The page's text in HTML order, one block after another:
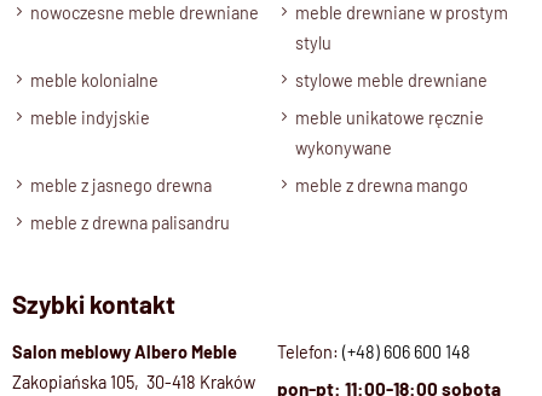
nowoczesne meble drewniane
meble drewniane w prostym
stylu
meble kolonialne
stylowe meble drewniane
meble indyjskie
meble unikatowe ręcznie
wykonywane
meble z jasnego drewna
meble z drewna mango
meble z drewna palisandru
Szybki kontakt
Salon meblowy Albero Meble
Zakopiańska 105, 30-418 Kraków
Telefon: (+48) 606 600 148
pon-pt: 11:00-18:00 sobota